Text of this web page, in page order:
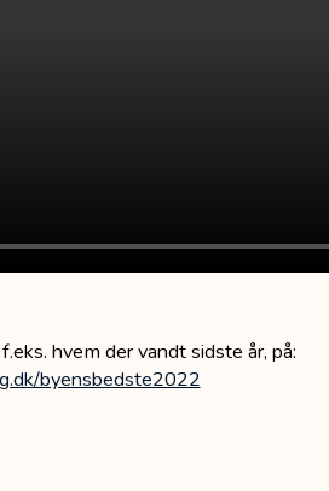
hvem der vandt sidste år, på:
byensbedste2022